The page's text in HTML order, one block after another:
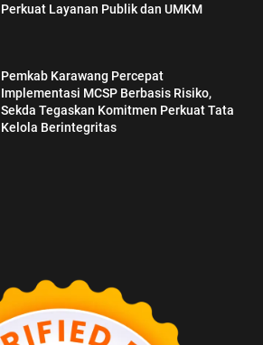
Perkuat Layanan Publik dan UMKM
Pemkab Karawang Percepat
Implementasi MCSP Berbasis Risiko,
Sekda Tegaskan Komitmen Perkuat Tata
Kelola Berintegritas